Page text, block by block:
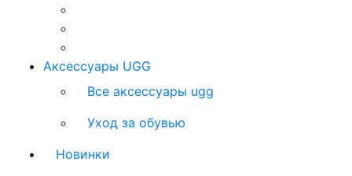
Аксессуары UGG
Все аксессуары ugg
Уход за обувью
Новинки